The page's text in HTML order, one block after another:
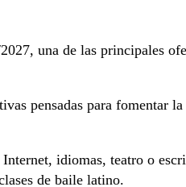
una de las principales
pensadas para fomentar
idiomas, teatro o
de baile latino.